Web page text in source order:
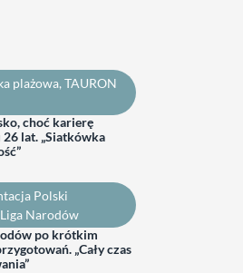
plażowa, TAURON
choć karierę
lat. „Siatkówka
Polski
Narodów
po krótkim
„Cały czas